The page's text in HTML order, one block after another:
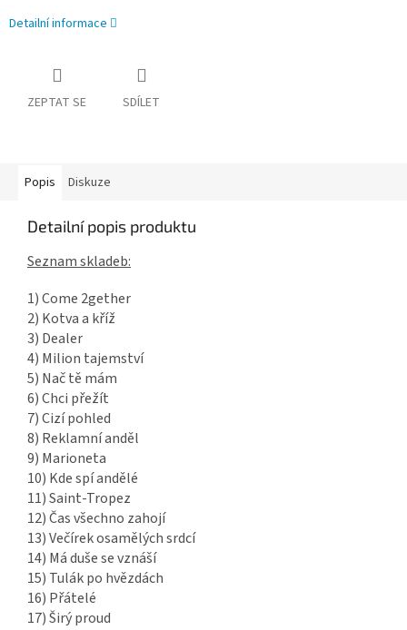
Detailní informace
ZEPTAT SE SDÍLET
Popis Diskuze
Detailní popis produktu
Seznam skladeb:
1) Come 2gether
2) Kotva a kříž
3) Dealer
4) Milion tajemství
5) Nač tě mám
6) Chci přežít
7) Cizí pohled
8) Reklamní anděl
9) Marioneta
10) Kde spí andělé
11) Saint-Tropez
12) Čas všechno zahojí
13) Večírek osamělých srdcí
14) Má duše se vznáší
15) Tulák po hvězdách
16) Přátelé
17) Širý proud